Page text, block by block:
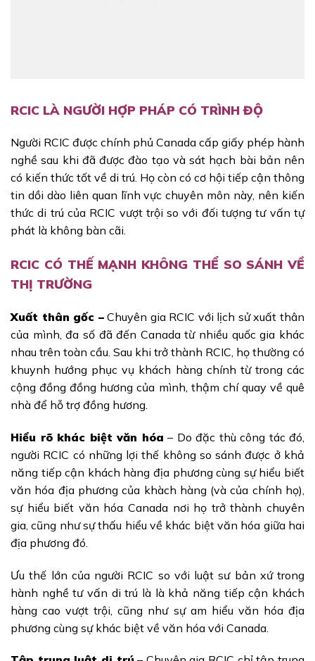
RCIC LÀ NGƯỜI HỢP PHÁP CÓ TRÌNH ĐỘ
Người RCIC được chính phủ Canada cấp giấy phép hành
nghề sau khi đã được đào tạo và sát hạch bài bản nên
có kiến thức tốt về di trú. Họ còn có cơ hội tiếp cận thông
tin dồi dào liên quan lĩnh vực chuyên môn này, nên kiến
thức di trú của RCIC vượt trội so với đối tượng tư vấn tự
phát là không bàn cãi.
RCIC CÓ THẾ MẠNH KHÔNG THỂ SO SÁNH VỀ
THỊ TRƯỜNG
Xuất thân gốc –Chuyên gia RCIC với lịch sử xuất thân
của mình, đa số đã đến Canada từ nhiều quốc gia khác
nhau trên toàn cầu. Sau khi trở thành RCIC, họ thường có
khuynh hướng phục vụ khách hàng chính từ trong các
cộng đồng đồng hương của mình, thậm chí quay về quê
nhà để hỗ trợ đồng hương.
Hiểu rõ khác biệt văn hóa – Do đặc thù công tác đó,
người RCIC có những lợi thế không so sánh được ở khả
năng tiếp cận khách hàng địa phương cùng sự hiểu biết
văn hóa địa phương của khàch hàng (và của chính họ),
sự hiểu biết văn hóa Canada nơi họ trở thành chuyên
gia, cũng như sự thấu hiểu về khác biệt văn hóa giữa hai
địa phương đó.
Ưu thế lớn của người RCIC so với luật sư bản xứ trong
hành nghề tư vấn di trú là là khả năng tiếp cận khách
hàng cao vượt trội, cũng như sự am hiểu văn hóa địa
phương cùng sự khác biệt về văn hóa với Canada.